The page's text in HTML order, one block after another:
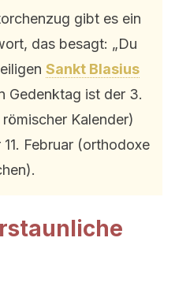
gibt es ein
das besagt: „Du
Sankt Blasius
Gedenktag ist der 3.
Kalender)
Februar (orthodoxe